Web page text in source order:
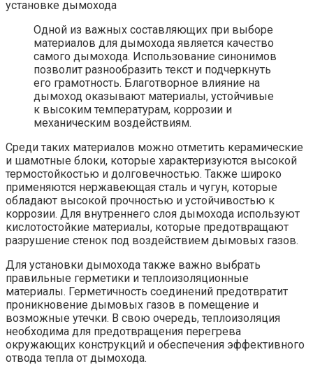
Одной из важных составляющих при выборе
материалов для дымохода является качество
самого дымохода. Использование синонимов
позволит разнообразить текст и подчеркнуть
его грамотность. Благотворное влияние на
дымоход оказывают материалы, устойчивые
к высоким температурам, коррозии и
механическим воздействиям.
Среди таких материалов можно отметить керамические
и шамотные блоки, которые характеризуются высокой
термостойкостью и долговечностью. Также широко
применяются нержавеющая сталь и чугун, которые
обладают высокой прочностью и устойчивостью к
коррозии. Для внутреннего слоя дымохода используют
кислотостойкие материалы, которые предотвращают
разрушение стенок под воздействием дымовых газов.
Для установки дымохода также важно выбрать
правильные герметики и теплоизоляционные
материалы. Герметичность соединений предотвратит
проникновение дымовых газов в помещение и
возможные утечки. В свою очередь, теплоизоляция
необходима для предотвращения перегрева
окружающих конструкций и обеспечения эффективного
отвода тепла от дымохода.